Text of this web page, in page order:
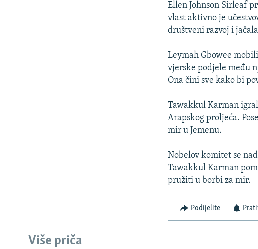
Ellen Johnson Sirleaf
vlast aktivno je
društveni razvoj i
Leymah Gbowee
vjerske podjele među
Ona čini sve kako bi
Tawakkul Karman
Arapskog proljeća.
mir u Jemenu.
Nobelov komitet se
Tawakkul Karman
pružiti u borbi za mir.
Podijelite
Više priča